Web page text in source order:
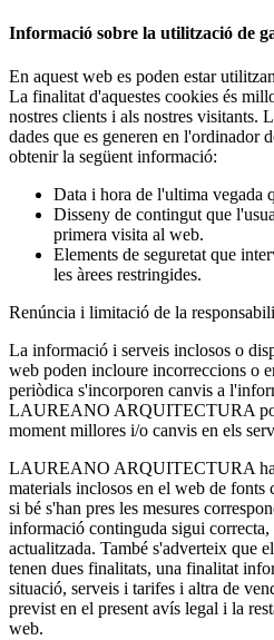
Informació sobre la utilització de
En aquest web es poden estar
La finalitat d'aquestes cookies és
nostres clients i als nostres visitants.
dades que es generen en l'ordinador
obtenir la següent informació:
Data i hora de l'ultima vegada
Disseny de contingut que
primera visita al web.
Elements de seguretat que
les àrees restringides.
Renúncia i limitació de la
La informació i serveis inclosos o
web poden incloure incorreccions o
periòdica s'incorporen canvis a
LAUREANO ARQUITECTURA
moment millores i/o canvis en els
LAUREANO ARQUITECTURA ha
materials inclosos en el web de fonts
si bé s'han pres les mesures
informació continguda sigui
actualitzada. També s'adverteix que
tenen dues finalitats, una finalitat
situació, serveis i tarifes i altra de
previst en el present avís legal i la
web.